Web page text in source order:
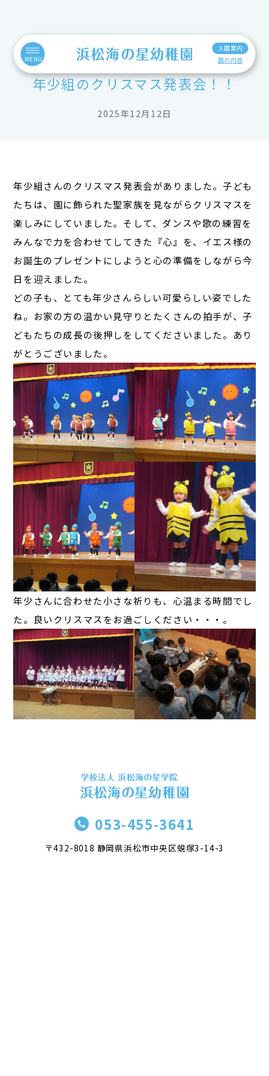
MENU
入園案内
園の内容
年少組のクリスマス発表会！！
2025年12月12日
年少組さんのクリスマス発表会がありました。子ども
たちは、園に飾られた聖家族を見ながらクリスマスを
楽しみにしていました。そして、ダンスや歌の練習を
みんなで力を合わせてしてきた『心』を、イエス様の
お誕生のプレゼントにしようと心の準備をしながら今
日を迎えました。
どの子も、とても年少さんらしい可愛らしい姿でした
ね。お家の方の温かい見守りとたくさんの拍手が、子
どもたちの成長の後押しをしてくださいました。あり
がとうございました。
年少さんに合わせた小さな祈りも、心温まる時間でし
た。良いクリスマスをお過ごしください・・・。
053-455-3641
〒432-8018 静岡県浜松市中央区蜆塚3-14-3